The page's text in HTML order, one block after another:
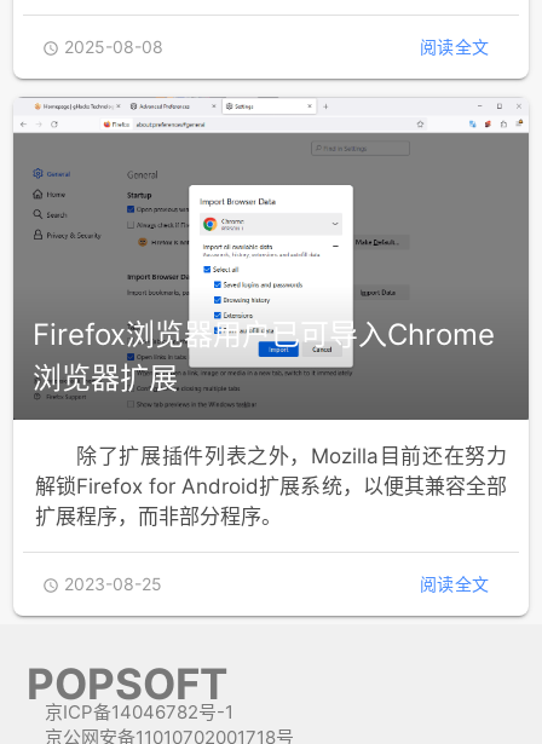
 2025-08-08 阅读全文
Firefox浏览器用户已可导入Chrome
浏览器扩展
除了扩展插件列表之外，Mozilla目前还在努力
解锁Firefox for Android扩展系统，以便其兼容全部
扩展程序，而非部分程序。
 2023-08-25 阅读全文
POPSOFT
京ICP备14046782号-1
京公网安备11010702001718号